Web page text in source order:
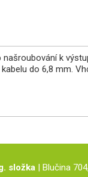
k
do 6,8 mm.
složka | Blučina